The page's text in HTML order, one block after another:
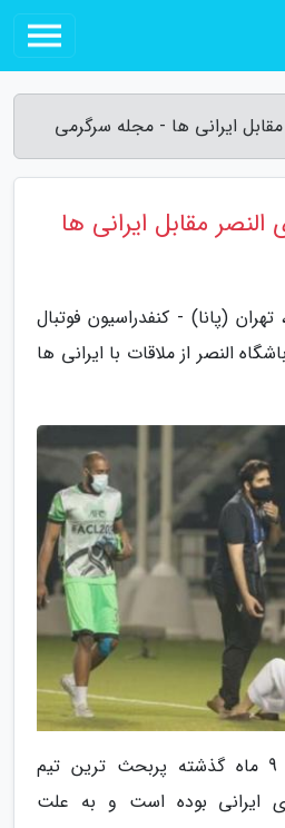
ایرانی ها - مجله سرگرمی
مقابل ایرانی ها
(پانا) - کنفدراسیون فوتبال
النصر از ملاقات با ایرانی ها
النصر عربستان که طی 9 ماه گذشته پربحث ترین تیم
ایرانی بوده است و به علت